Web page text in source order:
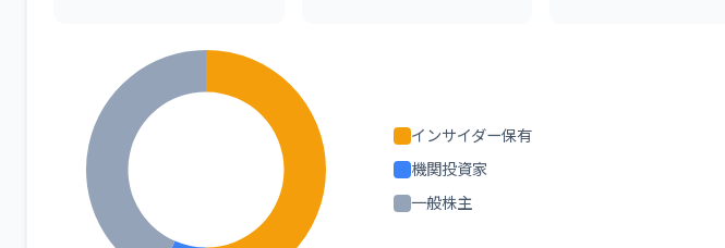
インサイダー保有
機関投資家
一般株主